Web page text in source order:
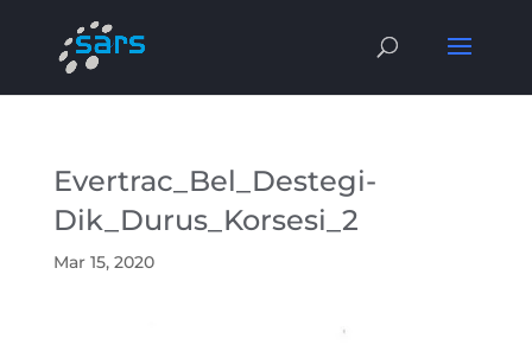
Evertrac_Bel_Destegi-
Dik_Durus_Korsesi_2
Mar 15, 2020